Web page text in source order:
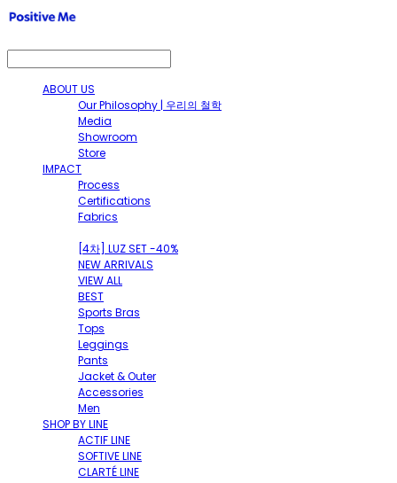
ABOUT US
Our Philosophy | 우리의 철학
Media
Showroom
Store
IMPACT
Process
Certifications
Fabrics
[4차] LUZ SET -40%
NEW ARRIVALS
VIEW ALL
BEST
Sports Bras
Tops
Leggings
Pants
Jacket & Outer
Accessories
Men
SHOP BY LINE
ACTIF LINE
SOFTIVE LINE
CLARTÉ LINE